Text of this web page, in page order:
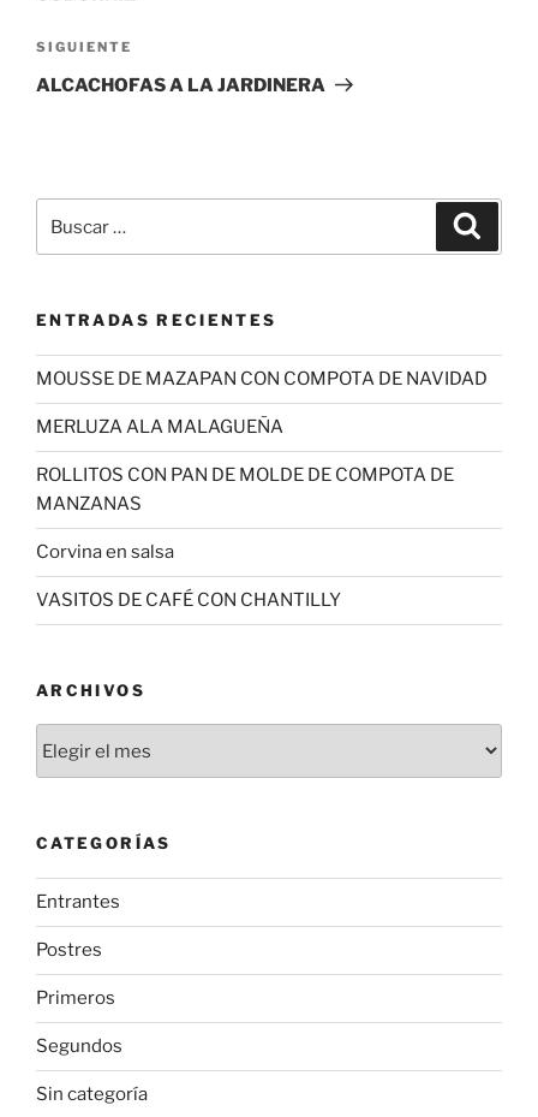
Siguiente
entrada
SIGUIENTE
ALCACHOFAS A LA JARDINERA
por:
ENTRADAS RECIENTES
MOUSSE DE MAZAPAN CON COMPOTA DE NAVIDAD
MERLUZA ALA MALAGUEÑA
ROLLITOS CON PAN DE MOLDE DE COMPOTA DE
MANZANAS
Corvina en salsa
VASITOS DE CAFÉ CON CHANTILLY
ARCHIVOS
CATEGORÍAS
Entrantes
Postres
Primeros
Segundos
Sin categoría